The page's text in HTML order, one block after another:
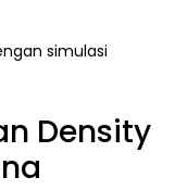
simulasi
Density